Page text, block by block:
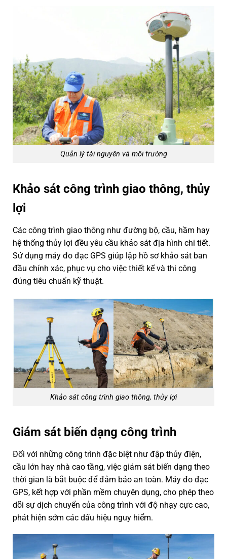
Quản lý tài nguyên và môi trường
Khảo sát công trình giao thông, thủy
lợi
Các công trình giao thông như đường bộ, cầu, hầm hay
hệ thống thủy lợi đều yêu cầu khảo sát địa hình chi tiết.
Sử dụng máy đo đạc GPS giúp lập hồ sơ khảo sát ban
đầu chính xác, phục vụ cho việc thiết kế và thi công
đúng tiêu chuẩn kỹ thuật.
Khảo sát công trình giao thông, thủy lợi
Giám sát biến dạng công trình
Đối với những công trình đặc biệt như đập thủy điện,
cầu lớn hay nhà cao tầng, việc giám sát biến dạng theo
thời gian là bắt buộc để đảm bảo an toàn. Máy đo đạc
GPS, kết hợp với phần mềm chuyên dụng, cho phép theo
dõi sự dịch chuyển của công trình với độ nhạy cực cao,
phát hiện sớm các dấu hiệu nguy hiểm.